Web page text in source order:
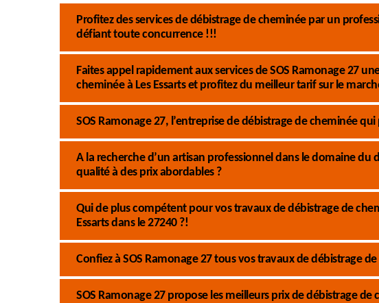
Profitez des services de débistrage de cheminée par un
défiant toute concurrence !!!
Faites appel rapidement aux services de SOS Ramonage 27
cheminée à Les Essarts et profitez du meilleur tarif sur le
SOS Ramonage 27, l’entreprise de débistrage de cheminée
A la recherche d’un artisan professionnel dans le domaine du
qualité à des prix abordables ?
Qui de plus compétent pour vos travaux de débistrage de
Essarts dans le 27240 ?!
Confiez à SOS Ramonage 27 tous vos travaux de débistrage
SOS Ramonage 27 propose les meilleurs prix de débistrage de